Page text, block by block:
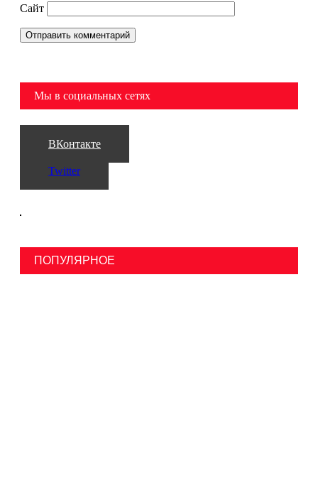
Сайт
Мы в социальных сетях
ВКонтакте
Twitter
ПОПУЛЯРНОЕ